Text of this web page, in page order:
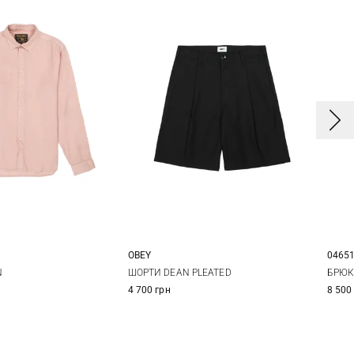
31 32
OBEY
ШОРТИ DEAN PLEATED
4 700 грн
M
8 500